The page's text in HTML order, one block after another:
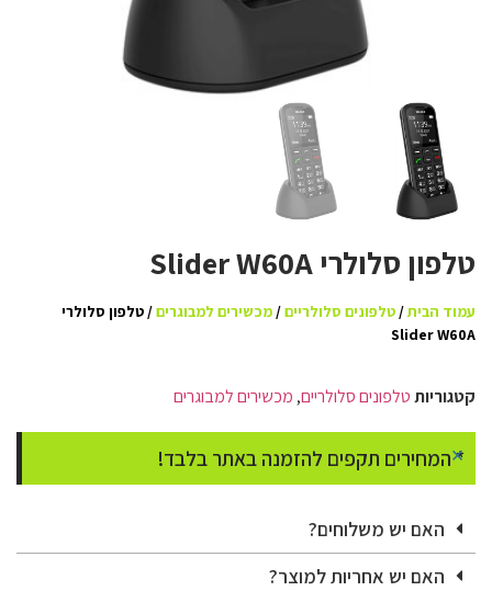
טלפון סלולרי Slider W60A
עמוד הבית/טלפונים סלולריים/מכשירים למבוגרים/ טלפון סלולרי
Slider W60A
קטגוריותטלפונים סלולריים, מכשירים למבוגרים
* המחירים תקפים להזמנה באתר בלבד!
×
האם יש משלוחים?
האם יש אחריות למוצר?